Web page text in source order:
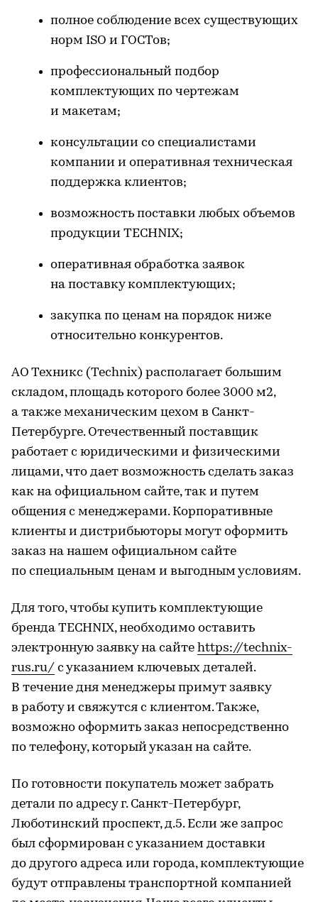
полное соблюдение всех существующих
норм ISO и ГОСТов;
профессиональный подбор
комплектующих по чертежам
и макетам;
консультации со специалистами
компании и оперативная техническая
поддержка клиентов;
возможность поставки любых объемов
продукции TECHNIX;
оперативная обработка заявок
на поставку комплектующих;
закупка по ценам на порядок ниже
относительно конкурентов.
АО Техникс (Technix) располагает большим
складом, площадь которого более 3000 м2,
а также механическим цехом в Санкт-
Петербурге. Отечественный поставщик
работает с юридическими и физическими
лицами, что дает возможность сделать заказ
как на официальном сайте, так и путем
общения с менеджерами. Корпоративные
клиенты и дистрибьюторы могут оформить
заказ на нашем официальном сайте
по специальным ценам и выгодным условиям.
Для того, чтобы купить комплектующие
бренда TECHNIX, необходимо оставить
электронную заявку на сайте https://technix-
rus.ru/ с указанием ключевых деталей.
В течение дня менеджеры примут заявку
в работу и свяжутся с клиентом. Также,
возможно оформить заказ непосредственно
по телефону, который указан на сайте.
По готовности покупатель может забрать
детали по адресу г. Санкт-Петербург,
Люботинский проспект, д.5. Если же запрос
был сформирован с указанием доставки
до другого адреса или города, комплектующие
будут отправлены транспортной компанией